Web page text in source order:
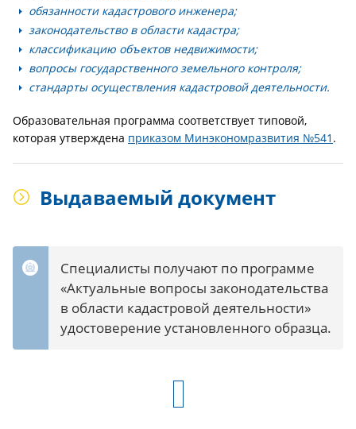
обязанности кадастрового инженера;
законодательство в области кадастра;
классификацию объектов недвижимости;
вопросы государственного земельного контроля;
стандарты осуществления кадастровой деятельности.
Образовательная программа соответствует типовой,
которая утверждена приказом Минэкономразвития №541 .
Выдаваемый документ
Специалисты получают по программе
«Актуальные вопросы законодательства
в области кадастровой деятельности»
удостоверение установленного образца.